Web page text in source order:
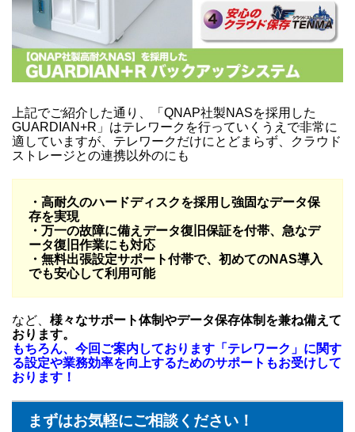
上記でご紹介した通り、「QNAP社製NASを採用した
GUARDIAN+R」はテレワークを行っていくうえで非常に
適していますが、テレワークだけにとどまらず、クラウド
ストレージとの連携以外のにも
・高耐久のハードディスクを採用し強固なデータ保
存を実現
・万一の故障に備えデータ復旧保証を付帯、急なデ
ータ復旧作業にも対応
・無料出張設定サポート付帯で、初めてのNAS導入
でも安心して利用可能
など、 様々なサポート体制やデータ保存体制を兼ね備えて
おります。
もちろん、今回ご案内しております「テレワーク」に関す
る設定や業務効率を向上するためのサポートもお受けして
おります！
まずはお気軽にご相談ください！